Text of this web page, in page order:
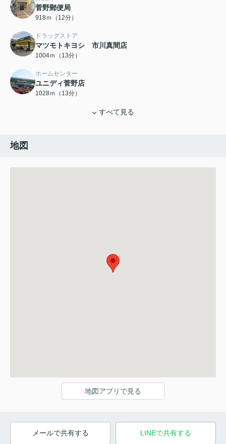
菅野郵便局
918ｍ（12分）
ドラッグストア
マツモトキヨシ 市川真間店
1004ｍ（13分）
ホームセンター
ユニディ菅野店
1028ｍ（13分）
すべて見る
地図
地図アプリで見る
メールで共有する LINEで共有する